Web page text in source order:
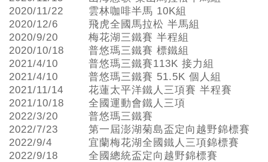
2020/11/22
雲林咖啡半馬 10K組
2020/12/6
飛虎全國馬拉松 半馬組
2020/9/20
梅花湖三鐵賽 半程組
2020/10/18
普悠瑪三鐵賽 標鐵組
2021/4/10
普悠瑪三鐵賽113K 接力組
2021/4/10
普悠瑪三鐵賽 51.5K 個人組
2021/11/14
花蓮太平洋鐵人三項賽 半程賽
2021/10/18
全國運動會鐵人三項
2022/3/20
普悠瑪三鐵賽
2022/7/23
第一屆澎湖菊島盃定向越野錦標賽
2022/9/4
宜蘭梅花湖全國鐵人三項錦標賽
2022/9/18
全國總統盃定向越野錦標賽